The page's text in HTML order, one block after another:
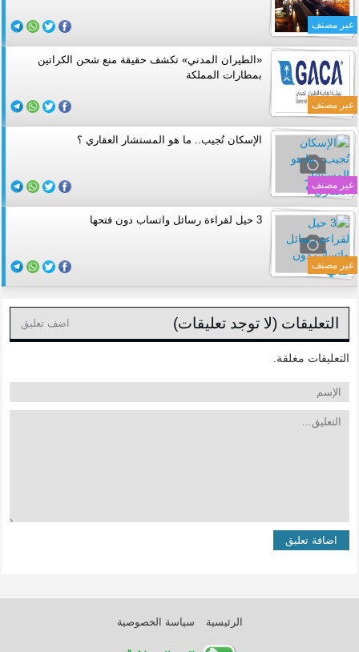
غير مصنف
غير مصنف
«الطيران المدني» تكشف حقيقة منع شحن الكراتين
بمطارات المملكة
غير مصنف
الإسكان تُجيب.. ما هو المستشار العقاري ؟
غير مصنف
3 حيل لقراءة رسائل واتساب دون فتحها
التعليقات (لا توجد تعليقات) اضف تعليق
التعليقات مغلقة.
الرئيسية سياسة الخصوصية